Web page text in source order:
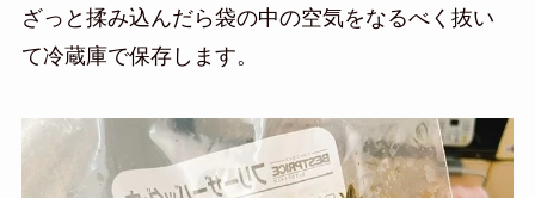
ざっと揉み込んだら袋の中の空気をなるべく抜い
て冷蔵庫で保存します。